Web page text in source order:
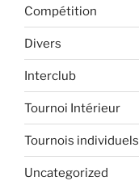
Compétition
Divers
Interclub
Tournoi Intérieur
Tournois individuels
Uncategorized